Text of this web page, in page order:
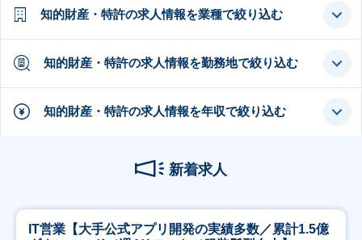
知的財産・特許の求人情報を業種で絞り込む
知的財産・特許の求人情報を勤務地で絞り込む
知的財産・特許の求人情報を年収で絞り込む
新着求人
IT営業【大手公式アプリ開発の実績多数／累計1.5億